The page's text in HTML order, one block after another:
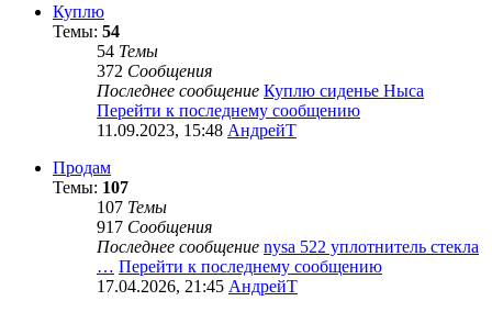
Куплю
Темы: 54
54 Темы
372 Сообщения
Последнее сообщение Куплю сиденье Ныса
Перейти к последнему сообщению
11.09.2023, 15:48 АндрейТ
Продам
Темы: 107
107 Темы
917 Сообщения
Последнее сообщение nysa 522 уплотнитель стекла
… Перейти к последнему сообщению
17.04.2026, 21:45 АндрейТ